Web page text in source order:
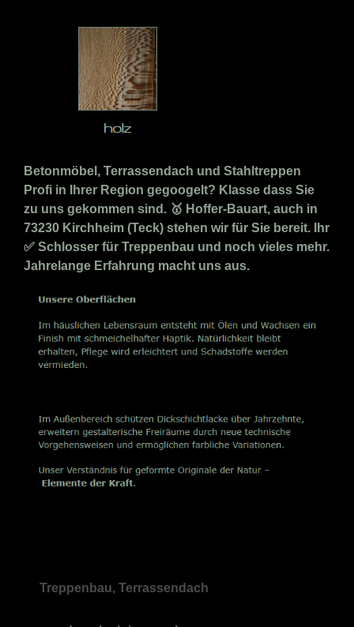
Betonmöbel, Terrassendach und Stahltreppen
Profi in Ihrer Region gegoogelt? Klasse dass Sie
zu uns gekommen sind. 🥇 Hoffer-Bauart, auch in
73230 Kirchheim (Teck) stehen wir für Sie bereit. Ihr
✅ Schlosser für Treppenbau und noch vieles mehr.
Jahrelange Erfahrung macht uns aus.
Treppenbau, Terrassendach